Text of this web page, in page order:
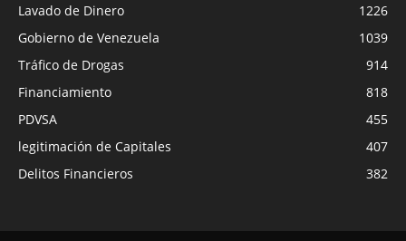
Lavado de Dinero
1226
Gobierno de Venezuela
1039
Tráfico de Drogas
914
Financiamiento
818
PDVSA
455
legitimación de Capitales
407
Delitos Financieros
382